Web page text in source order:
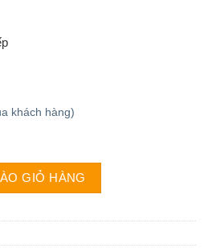
khách hàng)
GIỎ HÀNG